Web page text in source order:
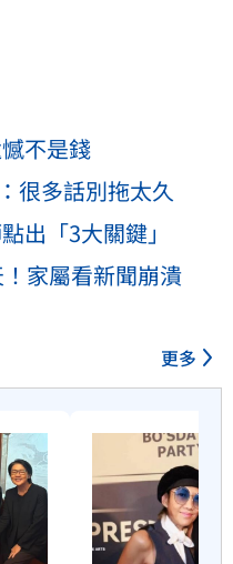
不是錢
很多話別拖太久
出「3大關鍵」
家屬看新聞崩潰
更多